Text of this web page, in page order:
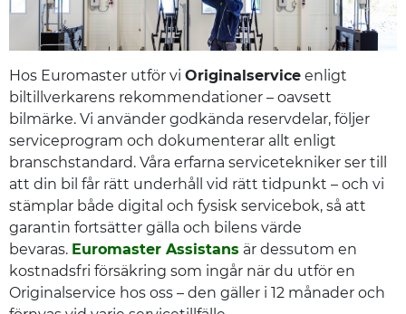
Hos Euromaster utför vi Originalservice enligt
biltillverkarens rekommendationer – oavsett
bilmärke. Vi använder godkända reservdelar, följer
serviceprogram och dokumenterar allt enligt
branschstandard. Våra erfarna servicetekniker ser till
att din bil får rätt underhåll vid rätt tidpunkt – och vi
stämplar både digital och fysisk servicebok, så att
garantin fortsätter gälla och bilens värde
bevaras. Euromaster Assistans är dessutom en
kostnadsfri försäkring som ingår när du utför en
Originalservice hos oss – den gäller i 12 månader och